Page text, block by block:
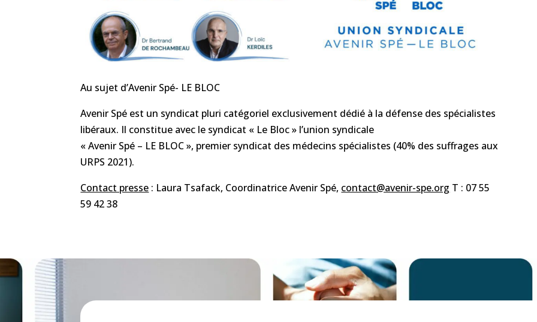
Au sujet d’Avenir Spé- LE BLOC
Avenir Spé est un syndicat pluri catégoriel exclusivement dédié à la défense des spécialistes
libéraux. Il constitue avec le syndicat « Le Bloc » l’union syndicale
« Avenir Spé – LE BLOC », premier syndicat des médecins spécialistes (40% des suffrages aux
URPS 2021).
Contact presse : Laura Tsafack, Coordinatrice Avenir Spé, contact@avenir-spe.org T : 07 55
59 42 38